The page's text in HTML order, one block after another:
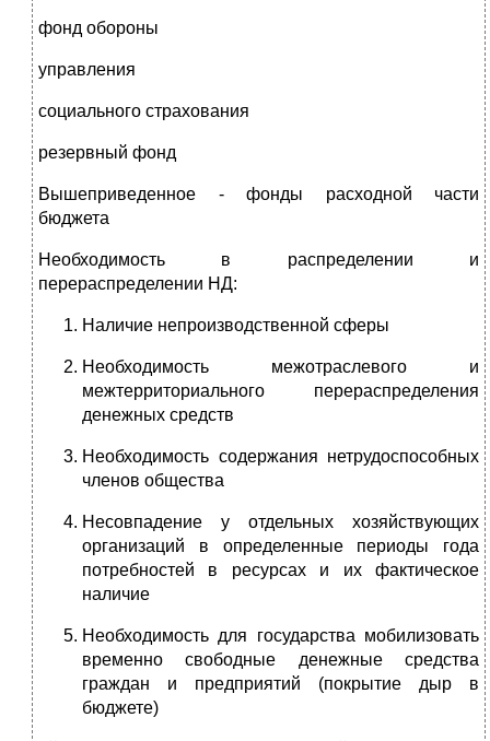
фонд обороны
управления
социального страхования
резервный фонд
Вышеприведенное - фонды расходной части
бюджета
Необходимость в распределении и
перераспределении НД:
Наличие непроизводственной сферы
Необходимость межотраслевого и
межтерриториального перераспределения
денежных средств
Необходимость содержания нетрудоспособных
членов общества
Несовпадение у отдельных хозяйствующих
организаций в определенные периоды года
потребностей в ресурсах и их фактическое
наличие
Необходимость для государства мобилизовать
временно свободные денежные средства
граждан и предприятий (покрытие дыр в
бюджете)